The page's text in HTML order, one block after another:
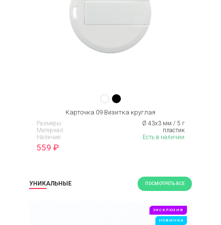
Карточка 09 Визитка круглая
Размеры:
Ø 43x3 мм / 5 г
Материал:
пластик
Наличие:
Есть в наличии
559 ₽
УНИКАЛЬНЫЕ ПОСМОТРЕТЬ ВСЕ
ЭКСКЛЮЗИВ
НОВИНКА